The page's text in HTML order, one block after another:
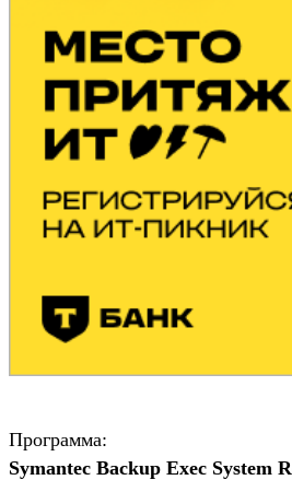
Программа:
Symantec Backup Exec System